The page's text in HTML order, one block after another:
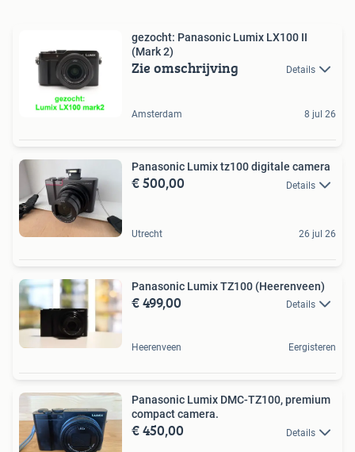
gezocht: Panasonic Lumix LX100 II
(Mark 2)
Zie omschrijving Details
Amsterdam 8 jul 26
Panasonic Lumix tz100 digitale camera
€ 500,00 Details
Utrecht 26 jul 26
Panasonic Lumix TZ100 (Heerenveen)
€ 499,00 Details
Heerenveen Eergisteren
Panasonic Lumix DMC-TZ100, premium
compact camera.
€ 450,00 Details